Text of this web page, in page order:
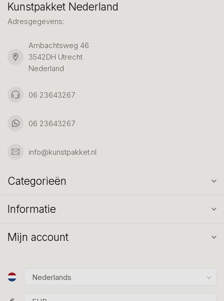
Kunstpakket Nederland
Adresgegevens:
Ambachtsweg 46
3542DH Utrecht
Nederland
06 23643267
06 23643267
info@kunstpakket.nl
Categorieën
Informatie
Mijn account